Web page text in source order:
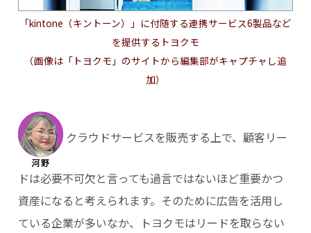
「kintone（キントーン）」に付随する連携サービス6製品など
を提供するトヨクモ
（画像は「トヨクモ」のサイトから編集部がキャプチャし追
加）
クラウドサービスを販売する上で、顧客リー
ドは必要不可欠と言っても過言ではないほど重要かつ
資産になると考えられます。そのために広告を活用し
ている企業が多いなか、トヨクモはリードを取らない